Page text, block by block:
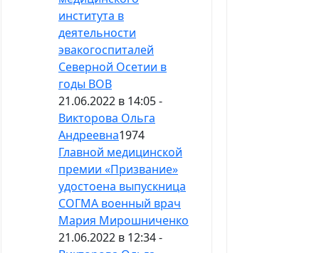
института в
деятельности
эвакогоспиталей
Северной Осетии в
годы ВОВ
21.06.2022 в 14:05 -
Викторова Ольга
Андреевна1974
Главной медицинской
премии «Призвание»
удостоена выпускница
СОГМА военный врач
Мария Мирошниченко
21.06.2022 в 12:34 -